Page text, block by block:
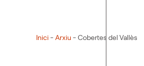
Inici- Arxiu - Cobertes del Vallès